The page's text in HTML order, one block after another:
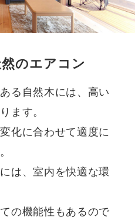
のエアコン
る自然木には、高い
ます。
化に合わせて適度に
は、室内を快適な環
の機能性もあるので